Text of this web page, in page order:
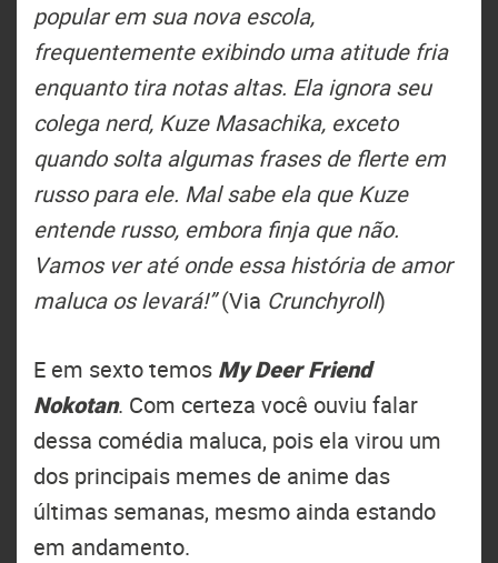
popular em sua nova escola,
frequentemente exibindo uma atitude fria
enquanto tira notas altas. Ela ignora seu
colega nerd, Kuze Masachika, exceto
quando solta algumas frases de flerte em
russo para ele. Mal sabe ela que Kuze
entende russo, embora finja que não.
Vamos ver até onde essa história de amor
maluca os levará!”(Via Crunchyroll)
E em sexto temos My Deer Friend
Nokotan. Com certeza você ouviu falar
dessa comédia maluca, pois ela virou um
dos principais memes de anime das
últimas semanas, mesmo ainda estando
em andamento.